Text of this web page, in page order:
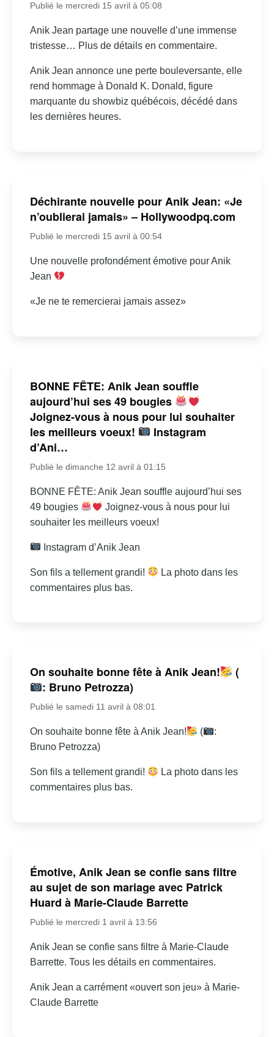
Publié le mercredi 15 avril à 05:08
Anik Jean partage une nouvelle d’une immense
tristesse… Plus de détails en commentaire.
Anik Jean annonce une perte bouleversante, elle
rend hommage à Donald K. Donald, figure
marquante du showbiz québécois, décédé dans
les dernières heures.
Déchirante nouvelle pour Anik Jean: «Je
n’oublierai jamais» – Hollywoodpq.com
Publié le mercredi 15 avril à 00:54
Une nouvelle profondément émotive pour Anik
Jean
«Je ne te remercierai jamais assez»
BONNE FÊTE: Anik Jean souffle
aujourd’hui ses 49 bougies
Joignez-vous à nous pour lui souhaiter
les meilleurs voeux!
Instagram
d’Ani…
Publié le dimanche 12 avril à 01:15
BONNE FÊTE: Anik Jean souffle aujourd’hui ses
49 bougies
Joignez-vous à nous pour lui
souhaiter les meilleurs voeux!
Instagram d’Anik Jean
Son fils a tellement grandi!
La photo dans les
commentaires plus bas.
On souhaite bonne fête à Anik Jean!
(
: Bruno Petrozza)
Publié le samedi 11 avril à 08:01
On souhaite bonne fête à Anik Jean! (
:
Bruno Petrozza)
Son fils a tellement grandi!
La photo dans les
commentaires plus bas.
Émotive, Anik Jean se confie sans filtre
au sujet de son mariage avec Patrick
Huard à Marie-Claude Barrette
Publié le mercredi 1 avril à 13:56
Anik Jean se confie sans filtre à Marie-Claude
Barrette. Tous les détails en commentaires.
Anik Jean a carrément «ouvert son jeu» à Marie-
Claude Barrette